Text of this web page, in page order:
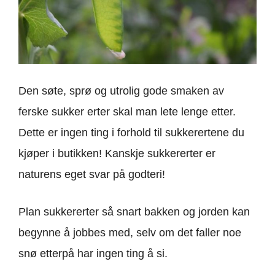
Den søte, sprø og utrolig gode smaken av
ferske sukker erter skal man lete lenge etter.
Dette er ingen ting i forhold til sukkerertene du
kjøper i butikken! Kanskje sukkererter er
naturens eget svar på godteri!
Plan sukkererter så snart bakken og jorden kan
begynne å jobbes med, selv om det faller noe
snø etterpå har ingen ting å si.